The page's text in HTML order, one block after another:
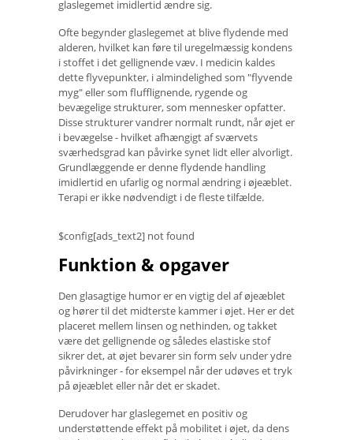
glaslegemet imidlertid ændre sig.
Ofte begynder glaslegemet at blive flydende med
alderen, hvilket kan føre til uregelmæssig kondens
i stoffet i det gellignende væv. I medicin kaldes
dette flyvepunkter, i almindelighed som "flyvende
myg" eller som flufflignende, rygende og
bevægelige strukturer, som mennesker opfatter.
Disse strukturer vandrer normalt rundt, når øjet er
i bevægelse - hvilket afhængigt af sværvets
sværhedsgrad kan påvirke synet lidt eller alvorligt.
Grundlæggende er denne flydende handling
imidlertid en ufarlig og normal ændring i øjeæblet.
Terapi er ikke nødvendigt i de fleste tilfælde.
$config[ads_text2] not found
Funktion & opgaver
Den glasagtige humor er en vigtig del af øjeæblet
og hører til det midterste kammer i øjet. Her er det
placeret mellem linsen og nethinden, og takket
være det gellignende og således elastiske stof
sikrer det, at øjet bevarer sin form selv under ydre
påvirkninger - for eksempel når der udøves et tryk
på øjeæblet eller når det er skadet.
Derudover har glaslegemet en positiv og
understøttende effekt på mobilitet i øjet, da dens